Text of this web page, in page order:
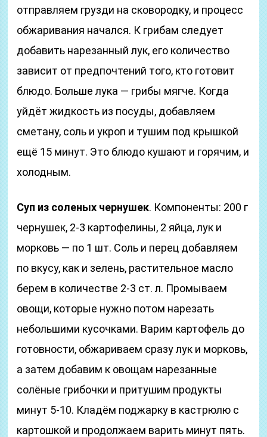
отправляем грузди на сковородку, и процесс
обжаривания начался. К грибам следует
добавить нарезанный лук, его количество
зависит от предпочтений того, кто готовит
блюдо. Больше лука — грибы мягче. Когда
уйдёт жидкость из посуды, добавляем
сметану, соль и укроп и тушим под крышкой
ещё 15 минут. Это блюдо кушают и горячим, и
холодным.
Суп из соленых чернушек. Компоненты: 200 г
чернушек, 2-3 картофелины, 2 яйца, лук и
морковь — по 1 шт. Соль и перец добавляем
по вкусу, как и зелень, растительное масло
берем в количестве 2-3 ст. л. Промываем
овощи, которые нужно потом нарезать
небольшими кусочками. Варим картофель до
готовности, обжариваем сразу лук и морковь,
а затем добавим к овощам нарезанные
солёные грибочки и притушим продукты
минут 5-10. Кладём поджарку в кастрюлю с
картошкой и продолжаем варить минут пять.